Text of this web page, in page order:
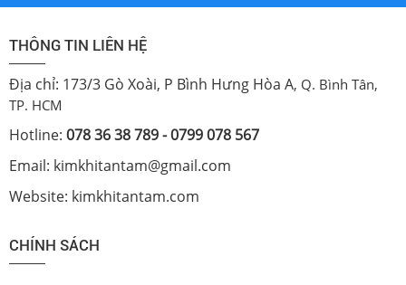
THÔNG TIN LIÊN HỆ
Địa chỉ: 173/3 Gò Xoài, P Bình Hưng Hòa A, Q. Bình Tân,
TP. HCM
Hotline: 078 36 38 789 - 0799 078 567
Email: kimkhitantam@gmail.com
Website: kimkhitantam.com
CHÍNH SÁCH